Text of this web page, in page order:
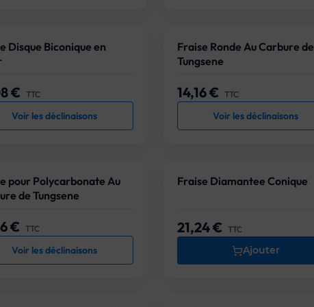
Disque Biconique en
€ TTC
Voir les déclinaisons
Fraise Ronde Au Carbure de
Tungsene
Prix
14,16 € TTC
Voir les déclinaisons
pour Polycarbonate Au
de Tungsene
€ TTC
Voir les déclinaisons
Fraise Diamantee Conique
Prix
21,24 € TTC
Ajouter